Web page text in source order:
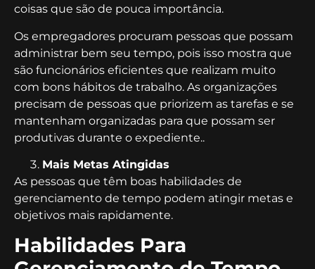
coisas que são de pouca importância.
Os empregadores procuram pessoas que possam
administrar bem seu tempo, pois isso mostra que
são funcionários eficientes que realizam muito
com bons hábitos de trabalho. As organizações
precisam de pessoas que priorizem as tarefas e se
mantenham organizadas para que possam ser
produtivas durante o expediente..
Mais Metas Atingidas
As pessoas que têm boas habilidades de
gerenciamento de tempo podem atingir metas e
objetivos mais rapidamente.
Habilidades Para